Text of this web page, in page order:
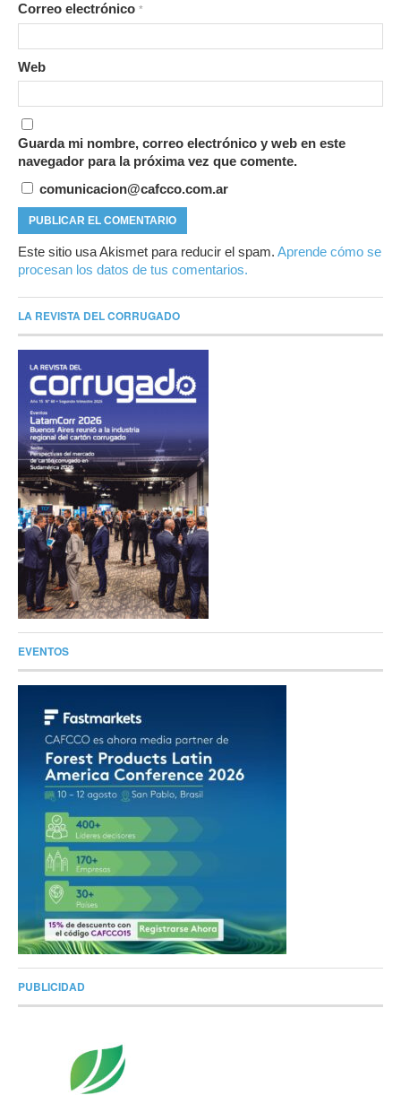
Correo electrónico *
Web
Guarda mi nombre, correo electrónico y web en este
navegador para la próxima vez que comente.
comunicacion@cafcco.com.ar
Este sitio usa Akismet para reducir el spam. Aprende cómo se
procesan los datos de tus comentarios.
LA REVISTA DEL CORRUGADO
EVENTOS
PUBLICIDAD